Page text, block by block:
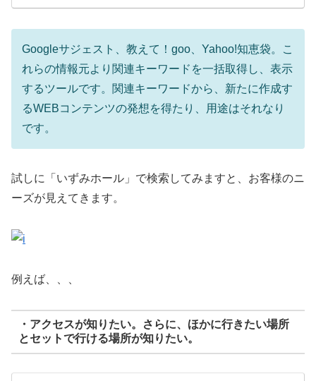
Googleサジェスト、教えて！goo、Yahoo!知恵袋。こ
れらの情報元より関連キーワードを一括取得し、表示
するツールです。関連キーワードから、新たに作成す
るWEBコンテンツの発想を得たり、用途はそれなり
です。
試しに「いずみホール」で検索してみますと、お客様のニ
ーズが見えてきます。
例えば、、、
・アクセスが知りたい。さらに、ほかに行きたい場所
とセットで行ける場所が知りたい。